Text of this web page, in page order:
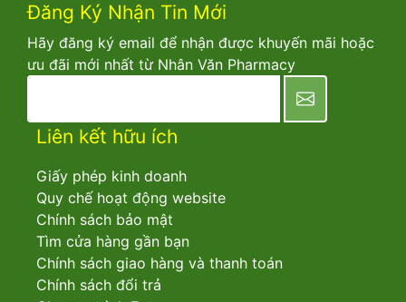
Đăng Ký Nhận Tin Mới
Hãy đăng ký email để nhận được khuyến mãi hoặc
ưu đãi mới nhất từ Nhân Văn Pharmacy
Liên kết hữu ích
Giấy phép kinh doanh
Quy chế hoạt động website
Chính sách bảo mật
Tìm cửa hàng gần bạn
Chính sách giao hàng và thanh toán
Chính sách đổi trả